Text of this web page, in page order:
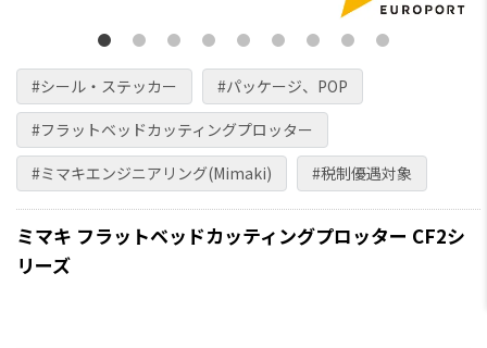
#シール・ステッカー
#パッケージ、POP
#フラットベッドカッティングプロッター
#ミマキエンジニアリング(Mimaki)
#税制優遇対象
ミマキ フラットベッドカッティングプロッター CF2シ
リーズ